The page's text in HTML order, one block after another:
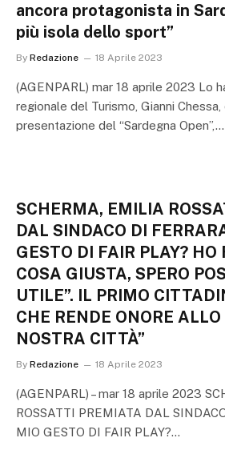
ancora protagonista in
più isola dello sport”
By Redazione 18 Aprile 2023
(AGENPARL) mar 18 aprile 2023 Lo
regionale del Turismo, Gianni Chessa,
presentazione del “Sardegna Open”,…
SCHERMA, EMILIA
DAL SINDACO DI
GESTO DI FAIR PLAY? HO
COSA GIUSTA, SPERO
UTILE”. IL PRIMO
CHE RENDE ONORE
NOSTRA CITTÀ”
By Redazione 18 Aprile 2023
(AGENPARL) – mar 18 aprile 2023
ROSSATTI PREMIATA DAL
MIO GESTO DI FAIR PLAY?…